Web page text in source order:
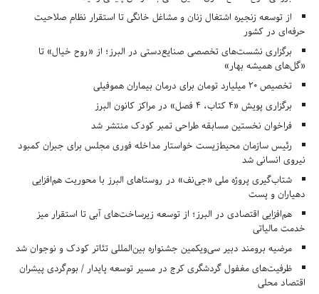
از توسعه زنجیره اشتغال زنان و مشاغل خانگی تا استقرار نظام صلاحیت
حرفه‌ای در کشور
برگزاری نشست‌های تخصصی صنایع‌دستی در البرز؛ از «روح خیال» تا
«گل‌های همیشه بهار»
تخصیص ۲۰ میلیارد تومان برای درمان بیماران هموفیلی
برگزاری پویش «۴ کتاب، ۴ فصل» در مراکز کانون البرز
فراخوان نخستین مسابقه طراحی تمبر کودک منتشر شد
رئیس سازمان محیط‌زیست خواستار مداخله فوری مجلس برای جبران کمبود
نیروی انسانی شد
شتاب‌گیری پروژه ملی «جی‌نف» در روستاهای البرز با محوریت هم‌افزایی
دهیاران و پست
هم‌افزایی اقتصادی در البرز؛ از توسعه زیرساخت‌های آبی تا استقرار میز
خدمت مالیاتی
مرضیه برومند دبیر سی‌ویکمین جشنواره بین‌المللی تئاتر کودک و نوجوان شد
ظرفیت‌های مغفول گردشگری کرج در مسیر توسعه پایدار / بوم‌گردی پیشران
اقتصاد محلی